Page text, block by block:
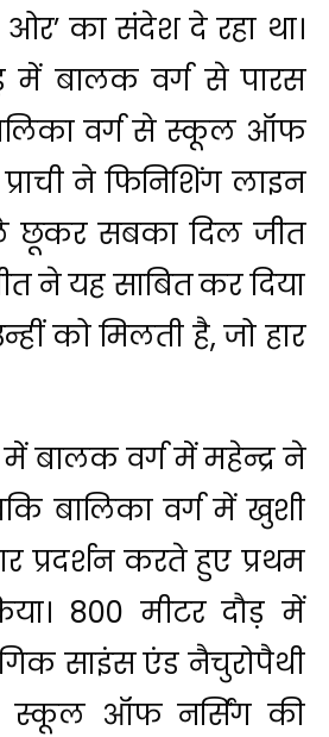
का संदेश दे रहा था।
में बालक वर्ग से पारस
वर्ग से स्कूल ऑफ
ने फिनिशिंग लाइन
छूकर सबका दिल जीत
ने यह साबित कर दिया
को मिलती है, जो हार
में बालक वर्ग में महेन्द्र ने
बालिका वर्ग में खुशी
प्रदर्शन करते हुए प्रथम
800 मीटर दौड़ में
साइंस एंड नैचुरोपैथी
ऑफ नर्सिंग की